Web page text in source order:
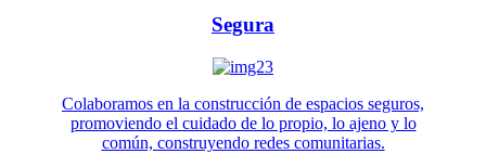
Segura
Colaboramos en la construcción de espacios seguros,
promoviendo el cuidado de lo propio, lo ajeno y lo
común, construyendo redes comunitarias.